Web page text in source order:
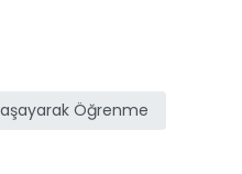
Öğrenme